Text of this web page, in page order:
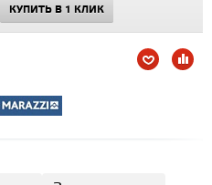
КУПИТЬ В 1 КЛИК